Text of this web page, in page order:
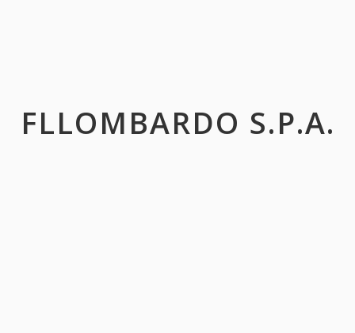
FLLOMBARDO S.P.A.